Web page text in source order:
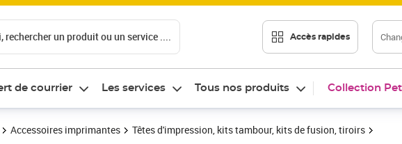
rechercher un produit ou un service .... Accès rapides
de courrier Les services Tous nos produits Collection
Accessoires imprimantes
Têtes d'impression, kits tambour, kits de fusion, tiroirs